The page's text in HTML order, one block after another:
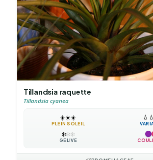
Tillandsia raquette
Tillandsia cyanea
☀️☀️☀️
PLEIN SOLEIL
💧 💧
❄️❄️❄️
GÉLIVE